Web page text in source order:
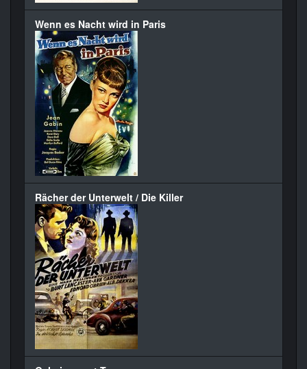
Wenn es Nacht wird in Paris
Rächer der Unterwelt / Die Killer